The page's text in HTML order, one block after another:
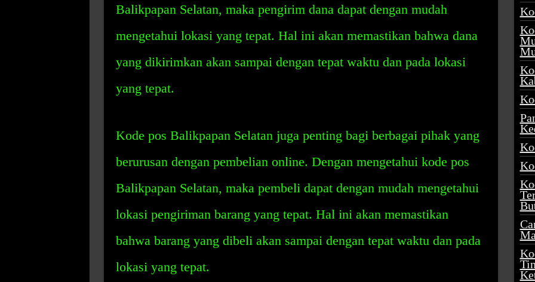
Balikpapan Selatan, maka pengirim dana dapat dengan mudah
mengetahui lokasi yang tepat. Hal ini akan memastikan bahwa dana
yang dikirimkan akan sampai dengan tepat waktu dan pada lokasi
yang tepat.
Kode pos Balikpapan Selatan juga penting bagi berbagai pihak yang
berurusan dengan pembelian online. Dengan mengetahui kode pos
Balikpapan Selatan, maka pembeli dapat dengan mudah mengetahui
lokasi pengiriman barang yang tepat. Hal ini akan memastikan
bahwa barang yang dibeli akan sampai dengan tepat waktu dan pada
lokasi yang tepat.